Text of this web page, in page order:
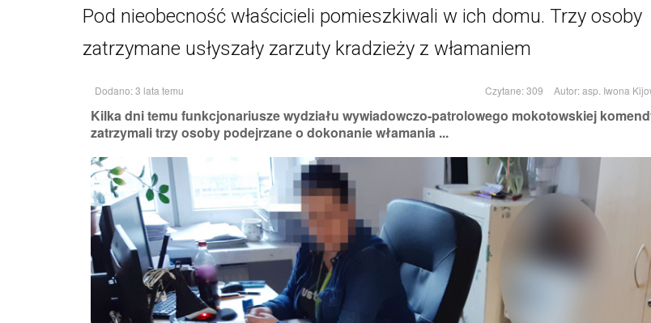
Pod nieobecność właścicieli pomieszkiwali w ich domu. Trzy osoby
zatrzymane usłyszały zarzuty kradzieży z włamaniem
Dodano: 3 lata temu Czytane: 309 Autor:asp. Iwona
Kilka dni temu funkcjonariusze wydziału wywiadowczo-patrolowego mokotowskiej
zatrzymali trzy osoby podejrzane o dokonanie włamania ...